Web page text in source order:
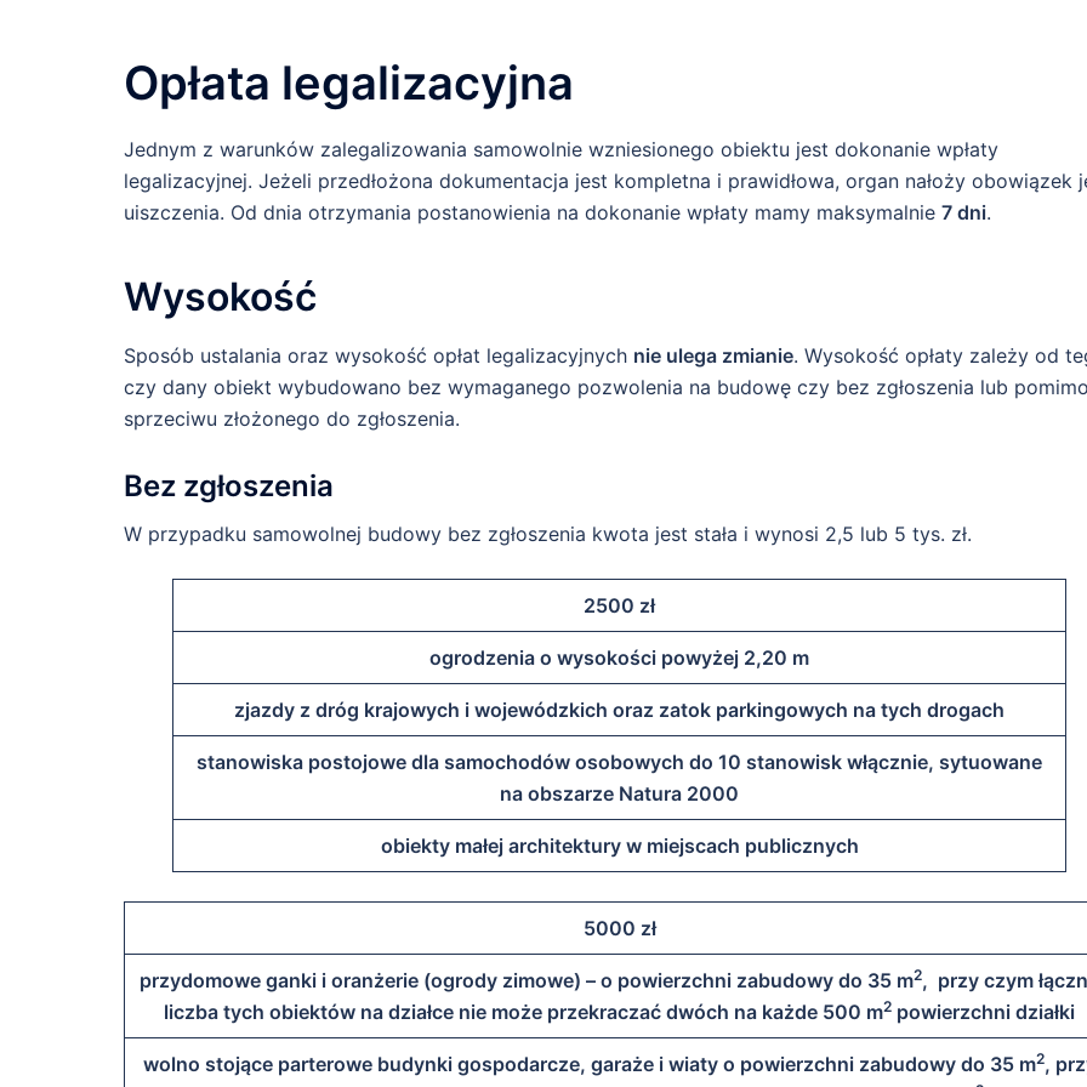
Opłata legalizacyjna
Jednym z warunków zalegalizowania samowolnie wzniesionego obiektu jest dokonanie wpłaty
legalizacyjnej. Jeżeli przedłożona dokumentacja jest kompletna i prawidłowa, organ nałoży obowiązek
uiszczenia. Od dnia otrzymania postanowienia na dokonanie wpłaty mamy maksymalnie 7 dni.
Wysokość
Sposób ustalania oraz wysokość opłat legalizacyjnych nie ulega zmianie. Wysokość opłaty zależy od
czy dany obiekt wybudowano bez wymaganego pozwolenia na budowę czy bez zgłoszenia lub pomimo
sprzeciwu złożonego do zgłoszenia.
Bez zgłoszenia
W przypadku samowolnej budowy bez zgłoszenia kwota jest stała i wynosi 2,5 lub 5 tys. zł.
2500 zł
ogrodzenia o wysokości powyżej 2,20 m
zjazdy z dróg krajowych i wojewódzkich oraz zatok parkingowych na tych drogach
stanowiska postojowe dla samochodów osobowych do 10 stanowisk włącznie, sytuowane
na obszarze Natura 2000
obiekty małej architektury w miejscach publicznych
5000 zł
przydomowe ganki i oranżerie (ogrody zimowe) – o powierzchni zabudowy do 35 m2, przy czym
liczba tych obiektów na działce nie może przekraczać dwóch na każde 500 m2 powierzchni działki
wolno stojące parterowe budynki gospodarcze, garaże i wiaty o powierzchni zabudowy do 35 m2,